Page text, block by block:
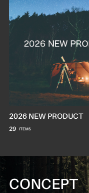
2026 NEW PRODUCT
29
CONCEPT